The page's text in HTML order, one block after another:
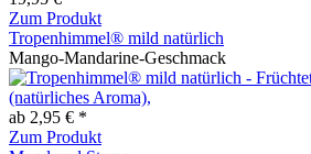
Zum Produkt
Tropenhimmel® mild natürlich
Mango-Mandarine-Geschmack
ab 2,95 € *
Zum Produkt